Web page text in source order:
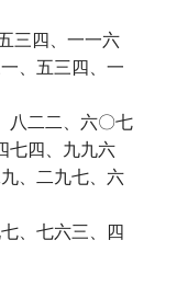
四、一一六
四、一
二、六〇七
、九九六
七、六
、七六三、四